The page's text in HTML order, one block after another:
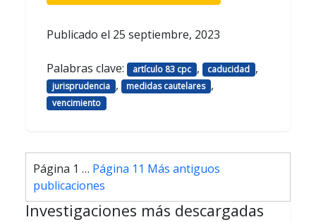
Publicado el 25 septiembre, 2023
Palabras clave: artículo 83 cpc , caducidad ,
jurisprudencia , medidas cautelares ,
vencimiento
Paginación
de
entradas
Página 1 … Página 11 Más antiguos
publicaciones
Investigaciones más descargadas